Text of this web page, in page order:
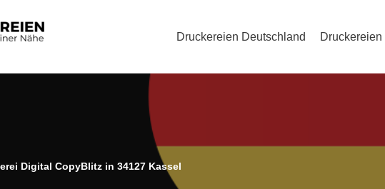
Druckereien Deutschland Druckereien
Digital CopyBlitz in 34127 Kassel